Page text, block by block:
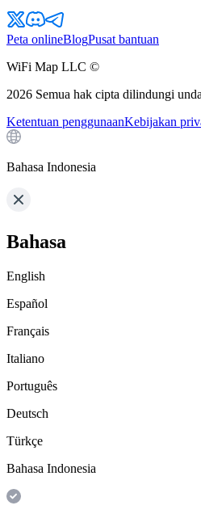
Peta onlineBlogPusat bantuan
WiFi Map LLC ©
2026 Semua hak cipta dilindungi
Ketentuan penggunaanKebijakan
Bahasa Indonesia
Bahasa
English
Español
Français
Italiano
Português
Deutsch
Türkçe
Bahasa Indonesia